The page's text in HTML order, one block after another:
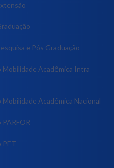
e Pós Graduação
Mobilidade Acadêmica Intra
Acadêmica Nacional
PET